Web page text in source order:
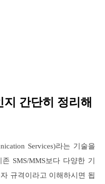
간단히 정리해
Services)라는 기술을
SMS/MMS보다 다양한 기
규격이라고 이해하시면 됩